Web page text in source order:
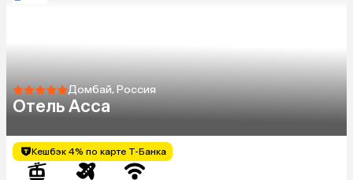
Домбай, Россия
Отель Асса
Кешбэк 4% по карте Т-Банка